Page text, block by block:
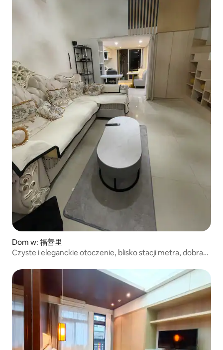
Dom w: 福善里
Czyste i eleganckie otoczenie, blisko stacji metra, dobra